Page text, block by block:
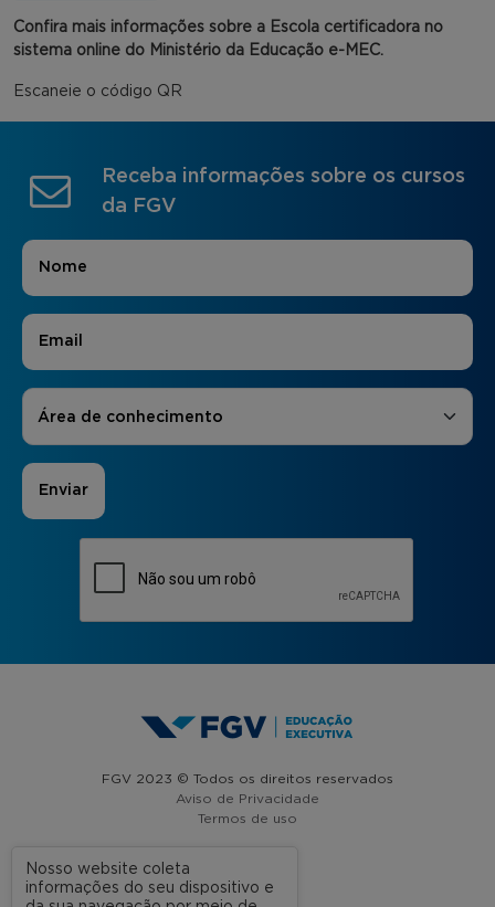
Confira mais informações sobre a Escola certificadora no
sistema online do Ministério da Educação e-MEC.
Escaneie o código QR
Receba informações sobre os cursos
da FGV
Nome
E-mail
Áreas de Interesse
Área de conhecimento
FGV 2023 © Todos os direitos reservados
Aviso de Privacidade
Termos de uso
A FGV
Nosso website coleta
informações do seu dispositivo e